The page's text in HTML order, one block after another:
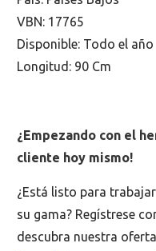
VBN: 17765
Disponible: Todo el año
Longitud: 90 Cm
¿Empezando con el
cliente hoy mismo!
¿Está listo para
su gama? Regístrese
descubra nuestra